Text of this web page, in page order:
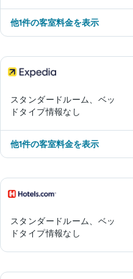
他1件の客室料金を表示
スタンダードルーム、ベッ
ドタイプ情報なし
他1件の客室料金を表示
スタンダードルーム、ベッ
ドタイプ情報なし